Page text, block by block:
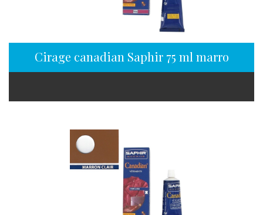
Cirage canadian Saphir 75 ml marron